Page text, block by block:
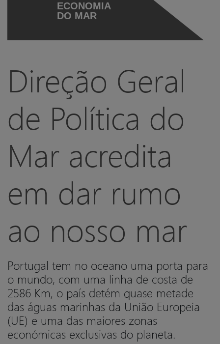
ECONOMIA
DO MAR
Direção Geral
de Política do
Mar acredita
em dar rumo
ao nosso mar
Portugal tem no oceano uma porta para
o mundo, com uma linha de costa de
2586 Km, o país detém quase metade
das águas marinhas da União Europeia
(UE) e uma das maiores zonas
económicas exclusivas do planeta.